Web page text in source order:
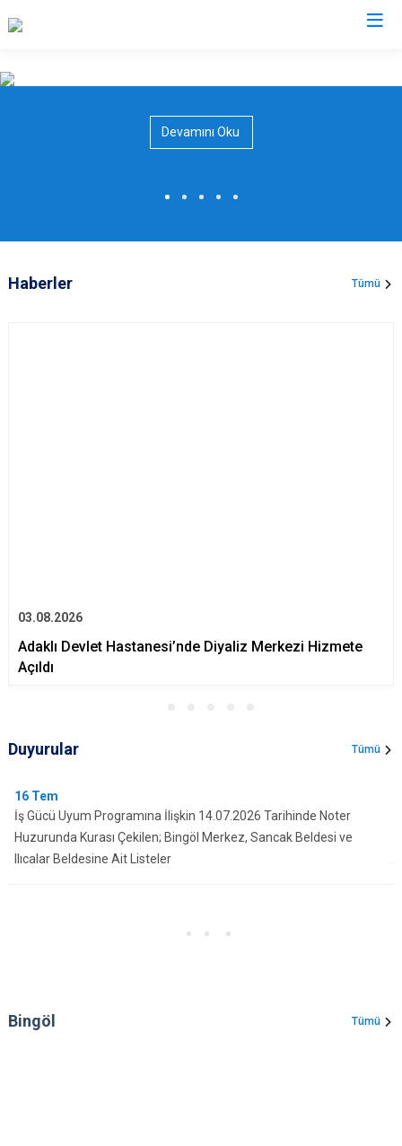
Devamını Oku
Haberler Tümü
03.08.2026
Adaklı Devlet Hastanesi’nde Diyaliz Merkezi Hizmete
Açıldı
Duyurular Tümü
16 Tem
İş Gücü Uyum Programına İlişkin 14.07.2026 Tarihinde Noter
Huzurunda Kurası Çekilen; Bingöl Merkez, Sancak Beldesi ve
Ilıcalar Beldesine Ait Listeler
Bingöl Tümü